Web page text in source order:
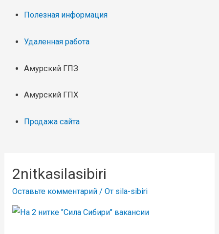
Полезная информация
Удаленная работа
Амурский ГПЗ
Амурский ГПХ
Продажа сайта
2nitkasilasibiri
Оставьте комментарий / От sila-sibiri